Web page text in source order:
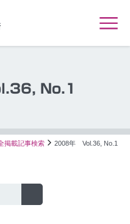
No.1
掲載記事検索 2008年 Vol.36, No.1